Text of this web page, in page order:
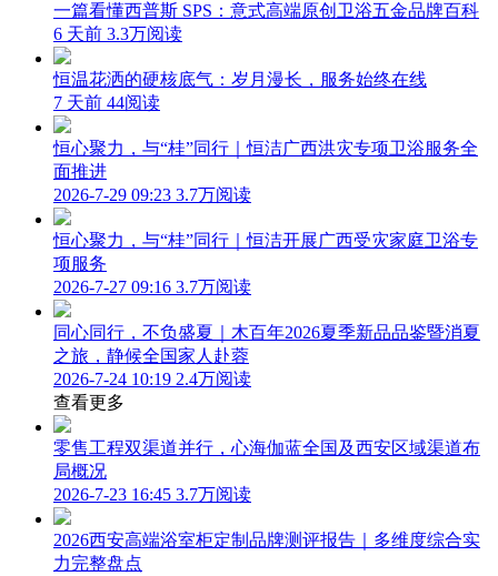
一篇看懂西普斯 SPS：意式高端原创卫浴五金品牌百科
6 天前 3.3万阅读
恒温花洒的硬核底气：岁月漫长，服务始终在线
7 天前 44阅读
恒心聚力，与“桂”同行｜恒洁广西洪灾专项卫浴服务全
面推进
2026-7-29 09:23 3.7万阅读
恒心聚力，与“桂”同行｜恒洁开展广西受灾家庭卫浴专
项服务
2026-7-27 09:16 3.7万阅读
同心同行，不负盛夏｜木百年2026夏季新品品鉴暨消夏
之旅，静候全国家人赴蓉
2026-7-24 10:19 2.4万阅读
查看更多
零售工程双渠道并行，心海伽蓝全国及西安区域渠道布
局概况
2026-7-23 16:45 3.7万阅读
2026西安高端浴室柜定制品牌测评报告｜多维度综合实
力完整盘点